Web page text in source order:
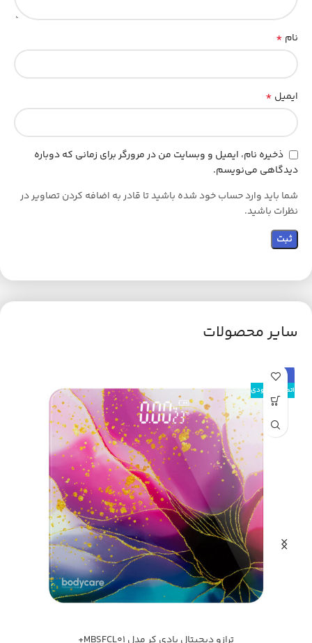
نام *
ایمیل *
ذخیره نام، ایمیل و وبسایت من در مرورگر برای زمانی که دوباره
دیدگاهی می‌نویسم.
شما باید وارد حساب خود شده باشید تا قادر به اضافه کردن تصاویر در
نظرات باشید.
سایر محصولات
حراج
اتمام موجودی